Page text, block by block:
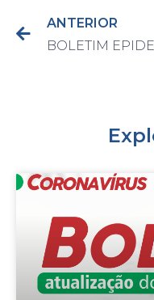
ANTERIOR